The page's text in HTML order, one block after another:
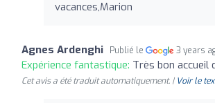
vacances,Marion
Agnes Ardenghi Publié le 3 years
Expérience fantastique: Très bon accueil
Cet avis a été traduit automatiquement. | Voir le